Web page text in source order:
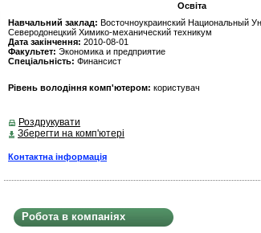
Освіта
Навчальний заклад: Восточноукраинский Национальный
Северодонецкий Химико-механический техникум
Дата закінчення: 2010-08-01
Факультет: Экономика и предприятие
Спеціальність: Финансист
Рівень володіння комп'ютером: користувач
Роздрукувати
Зберегти на комп'ютері
Контактна інформація
Робота в компаніях